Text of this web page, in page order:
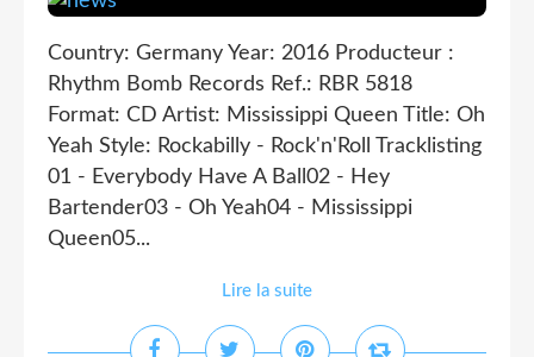
Country: Germany Year: 2016 Producteur :
Rhythm Bomb Records Ref.: RBR 5818
Format: CD Artist: Mississippi Queen Title: Oh
Yeah Style: Rockabilly - Rock'n'Roll Tracklisting
01 - Everybody Have A Ball02 - Hey
Bartender03 - Oh Yeah04 - Mississippi
Queen05...
Lire la suite